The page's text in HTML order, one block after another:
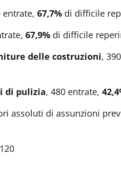
entrate, 67,7% di difficile
67,9% di difficile
delle costruzioni,
di pulizia, 480 entrate,
assoluti di assunzioni